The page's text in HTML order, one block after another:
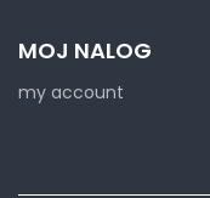
MOJ NALOG
my account